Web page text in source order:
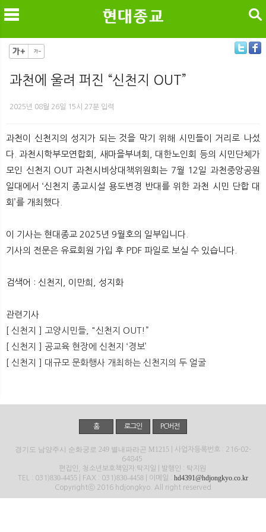
검색
과천에 울려 퍼진 “신천지 OUT”
2025년 08월 26일 15시 27분 입력
과천이 신천지의 성지가 되는 것을 막기 위해 시민들이 거리로 나섰
다. 과천시학부모연합회, 새마을부녀회, 대한노인회 등의 시민단체가
모인 신천지 OUT 과천시비상대책위원회는 7월 12일 과천중앙공원
일대에서 ‘신천지 종교시설 용도변경 반대를 위한 과천 시민 단합 대
회’를 개최했다.
이 기사는 현대종교 2025년 9월호의 일부입니다.
기사의 전문은 유료회원 가입 후 PDF 파일로 보실 수 있습니다.
검색어 : 신천지, 이만희, 성지화
관련기사
[ 신천지 ] 고양시민들, "신천지 OUT!”
[ 신천지 ] 공교육 현장에 신천지 ‘경보’
[ 신천지 ] 대규모 문화행사 개최하는 신천지의 두 얼굴
홈 로그인 PC버전
경기도 남양주시 순화궁로 249 별내파라곤 M1215 | 사업자등록번호 : 216-02-
64845
편집인, 청소년보호책임자:탁지일 | 발행인 : 탁지원
TEL : 031)830-4455 | FAX : 031)830-4458 | 이메일 : hd4391@hdjongkyo.co.kr
Copyrightⓒ 2016 hdjongkyo. All right reserved